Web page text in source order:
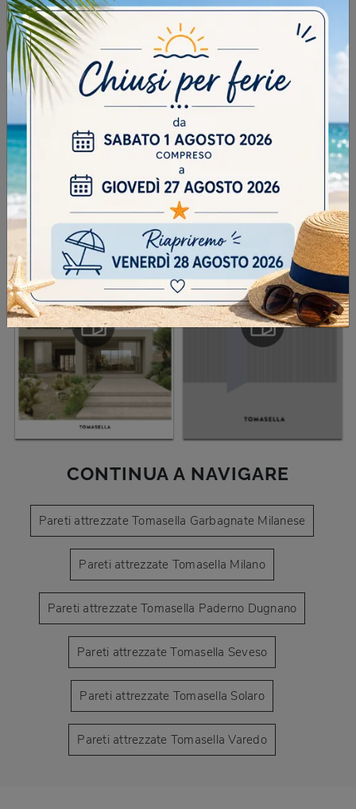
SFOGLIA I NOSTRI CATALOGHI
CONTINUA A NAVIGARE
Pareti attrezzate Tomasella Garbagnate Milanese
Pareti attrezzate Tomasella Milano
Pareti attrezzate Tomasella Paderno Dugnano
Pareti attrezzate Tomasella Seveso
Pareti attrezzate Tomasella Solaro
Pareti attrezzate Tomasella Varedo
DOMANDA DI SICUREZZA
Quante dita ha una mano? in lettere
INVIA